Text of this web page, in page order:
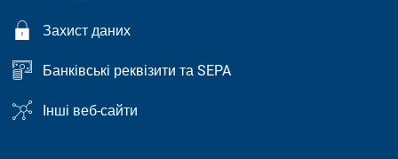
Захист даних
Банківські реквізити та SEPA
Інші веб-сайти